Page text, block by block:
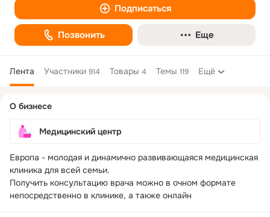
Подписаться
Позвонить Еще
Лента Участники 914 Товары 4 Темы 119 Ещё
колонка
О бизнесе
Медицинский центр
Европа - молодая и динамично развивающаяся медицинская
клиника для всей семьи.
Получить консультацию врача можно в очном формате
непосредственно в клинике, а также онлайн